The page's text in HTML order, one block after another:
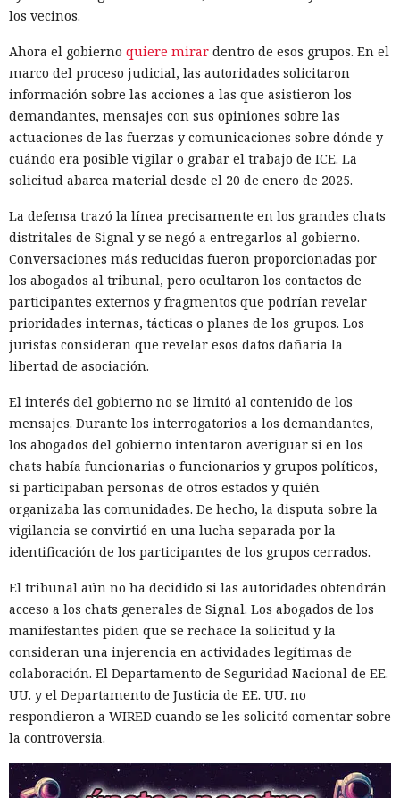
los vecinos.
Ahora el gobierno quiere mirar dentro de esos grupos. En el
marco del proceso judicial, las autoridades solicitaron
información sobre las acciones a las que asistieron los
demandantes, mensajes con sus opiniones sobre las
actuaciones de las fuerzas y comunicaciones sobre dónde y
cuándo era posible vigilar o grabar el trabajo de ICE. La
solicitud abarca material desde el 20 de enero de 2025.
La defensa trazó la línea precisamente en los grandes chats
distritales de Signal y se negó a entregarlos al gobierno.
Conversaciones más reducidas fueron proporcionadas por
los abogados al tribunal, pero ocultaron los contactos de
participantes externos y fragmentos que podrían revelar
prioridades internas, tácticas o planes de los grupos. Los
juristas consideran que revelar esos datos dañaría la
libertad de asociación.
El interés del gobierno no se limitó al contenido de los
mensajes. Durante los interrogatorios a los demandantes,
los abogados del gobierno intentaron averiguar si en los
chats había funcionarias o funcionarios y grupos políticos,
si participaban personas de otros estados y quién
organizaba las comunidades. De hecho, la disputa sobre la
vigilancia se convirtió en una lucha separada por la
identificación de los participantes de los grupos cerrados.
El tribunal aún no ha decidido si las autoridades obtendrán
acceso a los chats generales de Signal. Los abogados de los
manifestantes piden que se rechace la solicitud y la
consideran una injerencia en actividades legítimas de
colaboración. El Departamento de Seguridad Nacional de EE.
UU. y el Departamento de Justicia de EE. UU. no
respondieron a WIRED cuando se les solicitó comentar sobre
la controversia.